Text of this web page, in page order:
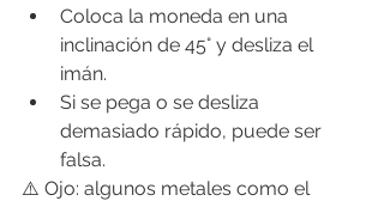
Coloca la moneda en una
inclinación de 45° y desliza el
imán.
Si se pega o se desliza
demasiado rápido, puede ser
falsa.
⚠️ Ojo: algunos metales como el